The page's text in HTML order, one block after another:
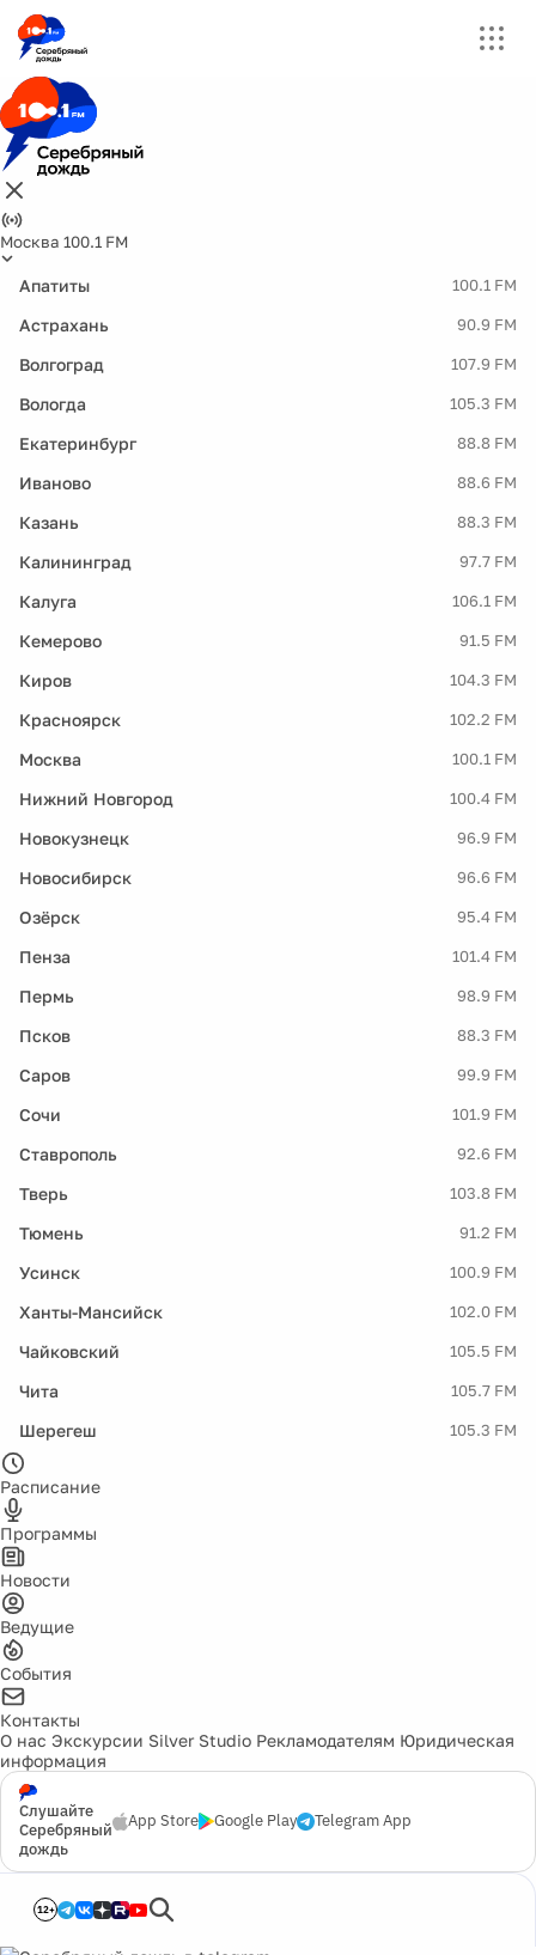
Москва 100.1 FM
Апатиты 100.1 FM
Астрахань 90.9 FM
Волгоград 107.9 FM
Вологда 105.3 FM
Екатеринбург 88.8 FM
Иваново 88.6 FM
Казань 88.3 FM
Калининград 97.7 FM
Калуга 106.1 FM
Кемерово 91.5 FM
Киров 104.3 FM
Красноярск 102.2 FM
Москва 100.1 FM
Нижний Новгород 100.4 FM
Новокузнецк 96.9 FM
Новосибирск 96.6 FM
Озёрск 95.4 FM
Пенза 101.4 FM
Пермь 98.9 FM
Псков 88.3 FM
Саров 99.9 FM
Сочи 101.9 FM
Ставрополь 92.6 FM
Тверь 103.8 FM
Тюмень 91.2 FM
Усинск 100.9 FM
Ханты-Мансийск 102.0 FM
Чайковский 105.5 FM
Чита 105.7 FM
Шерегеш 105.3 FM
Расписание
Программы
Новости
Ведущие
События
Контакты
О нас Экскурсии Silver Studio Рекламодателям Юридическая
информация
Слушайте
Серебряный
дождь
App Store Google Play Telegram App
12+